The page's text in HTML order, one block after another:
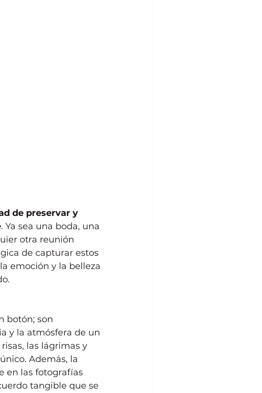
de preservar y
. Ya sea una boda, una
otra reunión
de capturar estos
emoción y la belleza
botón; son
y la atmósfera de un
las lágrimas y
Además, la
en las fotografías
tangible que se